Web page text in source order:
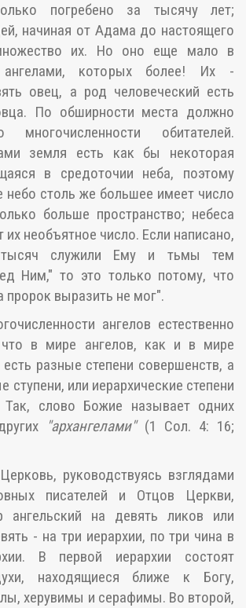
погребено за тысячу лет;
начиная от Адама до настоящего
их. Но оно еще мало в
которых более! Их -
овец, а род человеческий есть
По обширности места должно
обитателей.
земля есть как бы некоторая
в средоточии неба, поэтому
столь же большее имеет число
больше пространство; небеса
их необъятное число. Если написано,
служили Ему и тьмы тем
Ним," то это только потому, что
пророк выразить не мог".
ангелов естественно
что в мире ангелов, как и в мире
разные степени совершенств, а
ступени, или иерархические степени
Так, слово Божие называет одних
"архангелами"(1 Сол. 4: 16;
руководствуясь взглядами
писателей и Отцов Церкви,
ангельский на девять ликов или
- на три иерархии, по три чина в
В первой иерархии состоят
находящиеся ближе к Богу,
херувимы и серафимы. Во второй,